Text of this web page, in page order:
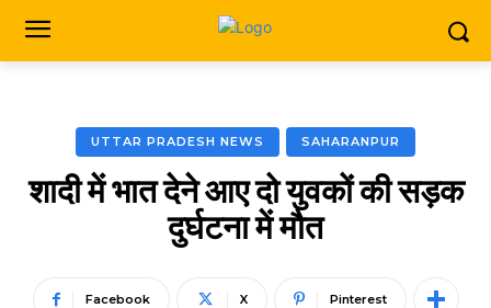
UTTAR PRADESH NEWS SAHARANPUR
शादी में भात देने आए दो युवकों की सड़क
दुर्घटना में मौत
Facebook X Pinterest